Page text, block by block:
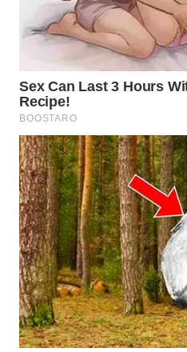
WN
TAPANULI
SELATAN
WN
TANJUNG
LESUNG
WN
KARO
WN
SIMALUNGUN
WN
LABUHANBATU
WN